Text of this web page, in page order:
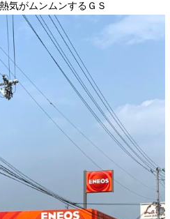
気がムンムンするＧＳ